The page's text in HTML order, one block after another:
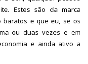
Estes são da marca
baratos e que eu, se os
ou duas vezes e em
e ainda ativo a